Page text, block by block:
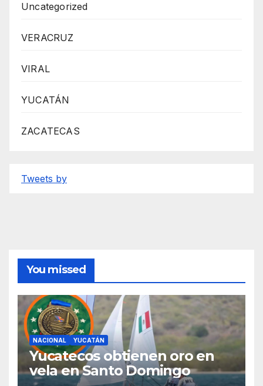
Uncategorized
VERACRUZ
VIRAL
YUCATÁN
ZACATECAS
Tweets by
You missed
NACIONAL YUCATÁN
Yucatecos obtienen oro en
vela en Santo Domingo